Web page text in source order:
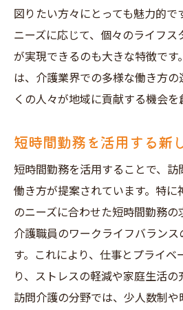
図りたい方々にとっても魅力的で
ニーズに応じて、個々のライフス
が実現できるのも大きな特徴です
は、介護業界での多様な働き方の
くの人々が地域に貢献する機会を
短時間勤務を活用する新
短時間勤務を活用することで、訪
働き方が提案されています。特に
のニーズに合わせた短時間勤務の
介護職員のワークライフバランス
す。これにより、仕事とプライベ
り、ストレスの軽減や家庭生活の
訪問介護の分野では、少人数制や